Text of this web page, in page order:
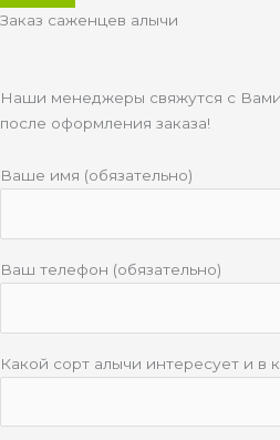
Заказ саженцев алычи
Наши менеджеры свяжутся с
после оформления заказа!
Ваше имя (обязательно)
Ваш телефон (обязательно)
Какой сорт алычи интересует и в